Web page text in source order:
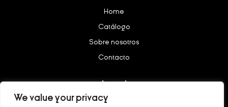
We value your privacy
Home
Catálogo
Sobre nosotros
Contacto
Aviso legal